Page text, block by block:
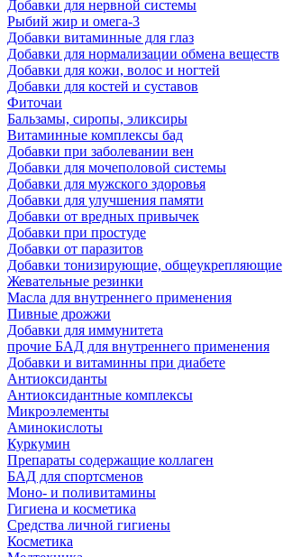
Добавки для нервной системы
Рыбий жир и омега-3
Добавки витаминные для глаз
Добавки для нормализации обмена веществ
Добавки для кожи, волос и ногтей
Добавки для костей и суставов
Фиточаи
Бальзамы, сиропы, эликсиры
Витаминные комплексы бад
Добавки при заболевании вен
Добавки для мочеполовой системы
Добавки для мужского здоровья
Добавки для улучшения памяти
Добавки от вредных привычек
Добавки при простуде
Добавки от паразитов
Добавки тонизирующие, общеукрепляющие
Жевательные резинки
Масла для внутреннего применения
Пивные дрожжи
Добавки для иммунитета
прочие БАД для внутреннего применения
Добавки и витаминны при диабете
Антиоксиданты
Антиоксидантные комплексы
Микроэлементы
Аминокислоты
Куркумин
Препараты содержащие коллаген
БАД для спортсменов
Моно- и поливитамины
Гигиена и косметика
Средства личной гигиены
Косметика